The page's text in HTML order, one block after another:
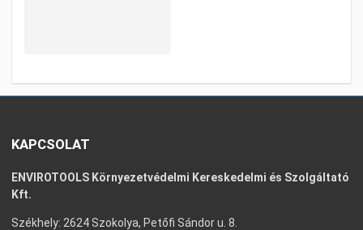
KAPCSOLAT
ENVIROTOOLS Környezetvédelmi Kereskedelmi és Szolgáltató
Kft.
Székhely: 2624 Szokolya, Petőfi Sándor u. 8.